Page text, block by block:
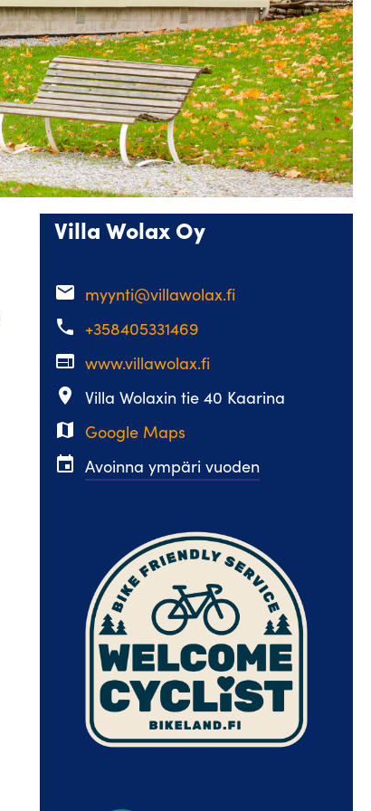
Villa Wolax Oy
email myynti@villawolax.fi
phone +358405331469
web www.villawolax.fi
place
Villa Wolaxin tie 40 Kaarina
map Google Maps
event Avoinna ympäri vuoden